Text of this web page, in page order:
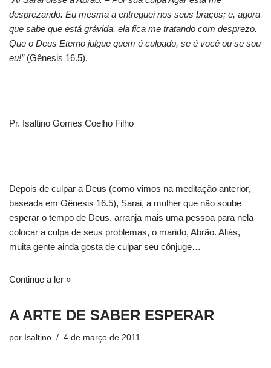
desprezando. Eu mesma a entreguei nos seus braços; e, agora
que sabe que está grávida, ela fica me tratando com desprezo.
Que o Deus Eterno julgue quem é culpado, se é você ou se sou
eu!”(Gênesis 16.5).
Pr. Isaltino Gomes Coelho Filho
Depois de culpar a Deus (como vimos na meditação anterior,
baseada em Gênesis 16.5), Sarai, a mulher que não soube
esperar o tempo de Deus, arranja mais uma pessoa para nela
colocar a culpa de seus problemas, o marido, Abrão. Aliás,
muita gente ainda gosta de culpar seu cônjuge…
Continue a ler »
A ARTE DE SABER ESPERAR
por Isaltino 4 de março de 2011